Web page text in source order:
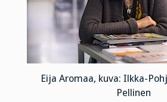
Eija Aromaa, kuva: Ilkka-
Pellinen